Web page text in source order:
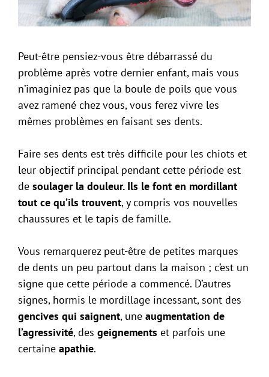
Peut-être pensiez-vous être débarrassé du
problème après votre dernier enfant, mais vous
n’imaginiez pas que la boule de poils que vous
avez ramené chez vous, vous ferez vivre les
mêmes problèmes en faisant ses dents.
Faire ses dents est très difficile pour les chiots et
leur objectif principal pendant cette période est
de soulager la douleur. Ils le font en mordillant
tout ce qu’ils trouvent, y compris vos nouvelles
chaussures et le tapis de famille.
Vous remarquerez peut-être de petites marques
de dents un peu partout dans la maison ; c’est un
signe que cette période a commencé. D’autres
signes, hormis le mordillage incessant, sont des
gencives qui saignent, une augmentation de
l’agressivité, des geignements et parfois une
certaine apathie.